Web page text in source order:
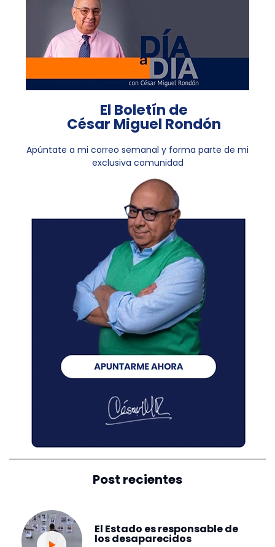
El Boletín de
César Miguel Rondón
Apúntate a mi correo semanal y forma parte de mi
exclusiva comunidad
Post recientes
El Estado es responsable de
los desaparecidos